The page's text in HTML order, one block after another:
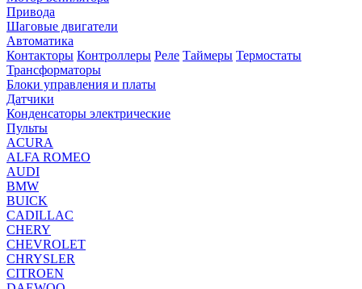
Привода
Шаговые двигатели
Автоматика
Контакторы Контроллеры Реле Таймеры Термостаты
Трансформаторы
Блоки управления и платы
Датчики
Конденсаторы электрические
Пульты
ACURA
ALFA ROMEO
AUDI
BMW
BUICK
CADILLAC
CHERY
CHEVROLET
CHRYSLER
CITROEN